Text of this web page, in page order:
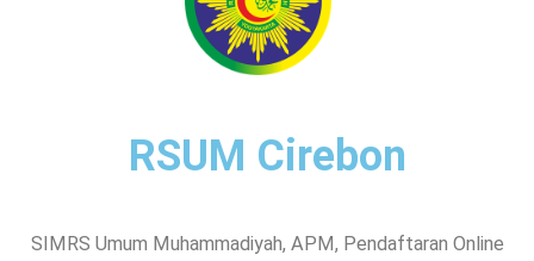
RSUM Cirebon
SIMRS Umum Muhammadiyah, APM, Pendaftaran Online